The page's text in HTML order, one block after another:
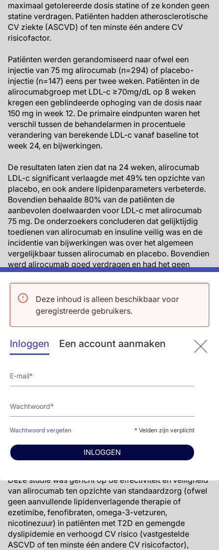
Deze inhoud is alleen beschikbaar voor
geregistreerde gebruikers.
Inloggen Een account aanmaken
Wachtwoord vergeten * Velden zijn verplicht
INLOGGEN
maximaal getolereerde dosis statine of ze konden geen
statine verdragen. Patiënten hadden atherosclerotische
CV ziekte (ASCVD) of ten minste één andere CV
risicofactor.
Patiënten werden gerandomiseerd naar ofwel een
injectie van 75 mg alirocumab (n=294) of placebo-
injectie (n=147) eens per twee weken. Patiënten in de
alirocumabgroep met LDL-c ≥70mg/dL op 8 weken
kregen een geblindeerde ophoging van de dosis naar
150 mg in week 12. De primaire eindpunten waren het
verschil tussen de behandelarmen in procentuele
verandering van berekende LDL-c vanaf baseline tot
week 24, en bijwerkingen.
De resultaten laten zien dat na 24 weken, alirocumab
LDL-c significant verlaagde met 49% ten opzichte van
placebo, en ook andere lipidenparameters verbeterde.
Bovendien behaalde 80% van de patiënten de
aanbevolen doelwaarden voor LDL-c met alirocumab
75 mg. De onderzoekers concluderen dat gelijktijdig
toedienen van alirocumab en insuline veilig was en de
incidentie van bijwerkingen was over het algemeen
vergelijkbaar tussen alirocumab en placebo. Bovendien
werd alirocumab goed verdragen en had het geen
invloed op glucosecontrole.
Hoewel dit de eerste studie was naar een PCSK9
remmer, specifiek gericht op patiënten met T2D, zijn de
resultaten vergelijkbaar met wat eerder werd gezien in
het ODYSSEY programma. Deze studie evalueerde ook
het effect van alirocumab op enkele nieuwere
lipidenparameters die meer inzicht kunnen geven in het
diabetische dyslipidemie (ADD: hoog
belangrijkste oorzaak van ADD).
De internationale “Efficacy and Safety of Alirocumab
Versus Usual Care on Top of Maximally Tolerated Statin
Therapy in Patients With Type 2 Diabetes and Mixed
Dyslipidemia (ODYSSEY DM-Dyslipidemia) studie was
Deze studie was gericht op de effectiviteit en veiligheid
van alirocumab ten opzichte van standaardzorg (ofwel
geen aanvullende lipidenverlagende therapie of
ezetimibe, fenofibraten, omega-3-vetzuren,
nicotinezuur) in patiënten met T2D en gemengde
dyslipidemie en verhoogd CV risico (vastgestelde
ASCVD of ten minste één andere CV risicofactor),